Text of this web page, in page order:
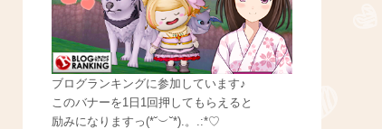
ブログランキングに参加しています♪
このバナーを1日1回押してもらえると
励みになりますっ(*˘︶˘*).。.:*♡